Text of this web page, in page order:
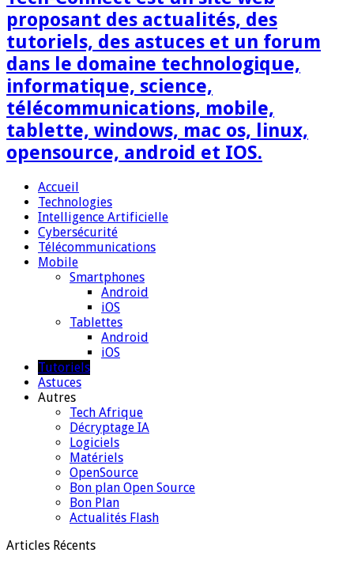
proposant des actualités, des
tutoriels, des astuces et un forum
dans le domaine technologique,
informatique, science,
télécommunications, mobile,
tablette, windows, mac os, linux,
opensource, android et IOS.
Accueil
Technologies
Intelligence Artificielle
Cybersécurité
Télécommunications
Mobile
Smartphones
Android
iOS
Tablettes
Android
iOS
Tutoriels
Astuces
Autres
Tech Afrique
Décryptage IA
Logiciels
Matériels
OpenSource
Bon plan Open Source
Bon Plan
Actualités Flash
Articles Récents